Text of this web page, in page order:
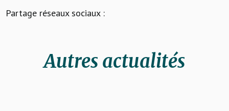
Partage réseaux sociaux :
Autres actualités